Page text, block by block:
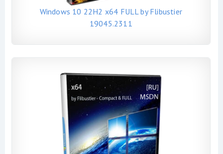
Windows 10 22H2 x64 FULL by Flibustier
19045.2311